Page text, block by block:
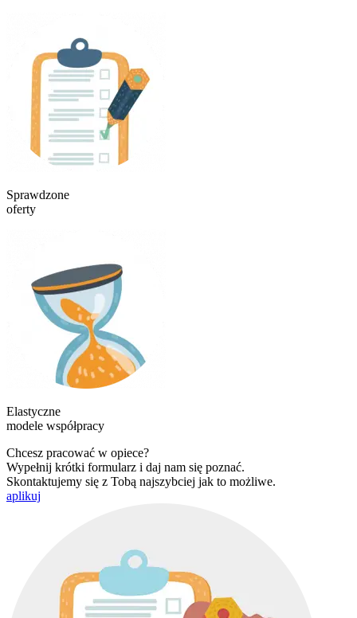
Sprawdzone
oferty
Elastyczne
modele współpracy
Chcesz pracować w opiece?
Wypełnij krótki formularz i daj nam się poznać.
Skontaktujemy się z Tobą najszybciej jak to możliwe.
aplikuj